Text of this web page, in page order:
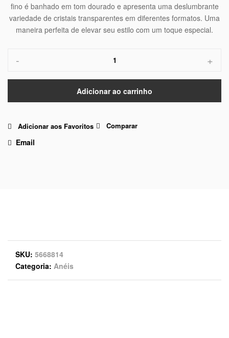
fino é banhado em tom dourado e apresenta uma deslumbrante
variedade de cristais transparentes em diferentes formatos. Uma
maneira perfeita de elevar seu estilo com um toque especial.
- +
Adicionar ao carrinho
Adicionar aos Favoritos Comparar
Email
SKU 5668814
Categoria Anéis